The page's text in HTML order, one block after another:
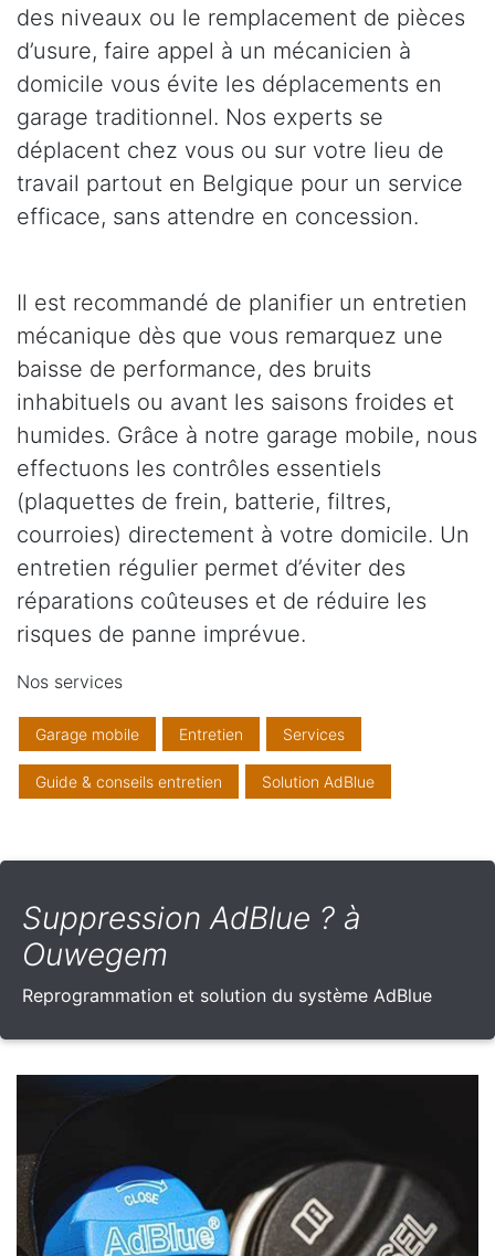
des niveaux ou le remplacement de pièces
d’usure, faire appel à un mécanicien à
domicile vous évite les déplacements en
garage traditionnel. Nos experts se
déplacent chez vous ou sur votre lieu de
travail partout en Belgique pour un service
efficace, sans attendre en concession.
Il est recommandé de planifier un entretien
mécanique dès que vous remarquez une
baisse de performance, des bruits
inhabituels ou avant les saisons froides et
humides. Grâce à notre garage mobile, nous
effectuons les contrôles essentiels
(plaquettes de frein, batterie, filtres,
courroies) directement à votre domicile. Un
entretien régulier permet d’éviter des
réparations coûteuses et de réduire les
risques de panne imprévue.
Nos services
Garage mobile Entretien Services
Guide & conseils entretien Solution AdBlue
Suppression AdBlue ? à
Ouwegem
Reprogrammation et solution du système AdBlue